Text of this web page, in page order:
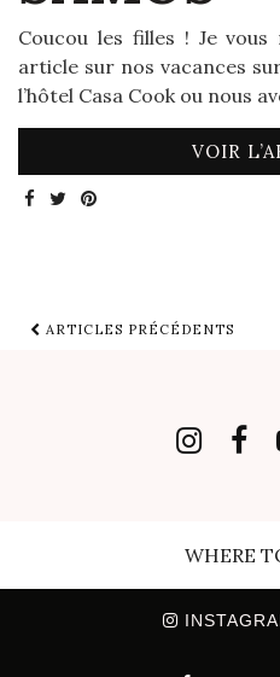
Coucou les filles ! Je
article sur nos vacances
l’hôtel Casa Cook ou nous
VOIR
ARTICLES PRÉCÉDENTS
WHERE